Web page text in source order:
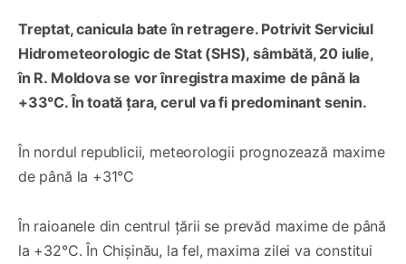
Treptat, canicula bate în retragere. Potrivit Serviciul
Hidrometeorologic de Stat (SHS), sâmbătă, 20 iulie,
în R. Moldova se vor înregistra maxime de până la
+33°C. În toată țara, cerul va fi predominant senin.
În nordul republicii, meteorologii prognozează maxime
de până la +31°C
În raioanele din centrul țării se prevăd maxime de până
la +32°C. În Chișinău, la fel, maxima zilei va constitui